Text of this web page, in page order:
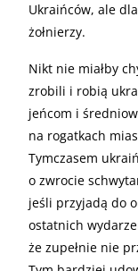
Ukraińców, ale
żołnierzy.
Nikt nie miałby
zrobili i robią
jeńcom i
na rogatkach
Tymczasem
o zwrocie
jeśli przyjadą do
ostatnich
że zupełnie nie